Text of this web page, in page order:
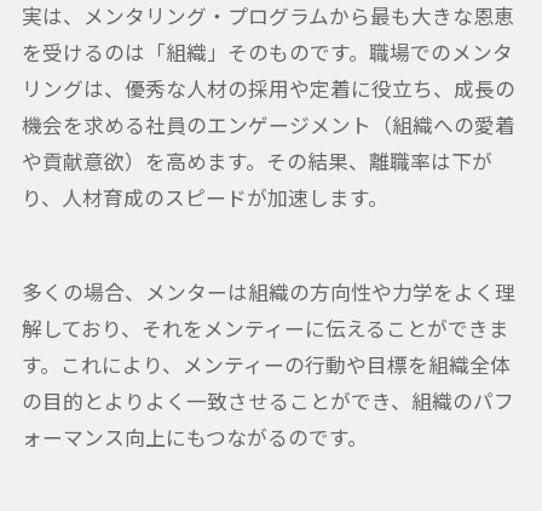
実は、メンタリング・プログラムから最も大きな恩恵
を受けるのは「組織」そのものです。職場でのメンタ
リングは、優秀な人材の採用や定着に役立ち、成長の
機会を求める社員のエンゲージメント（組織への愛着
や貢献意欲）を高めます。その結果、離職率は下が
り、人材育成のスピードが加速します。
多くの場合、メンターは組織の方向性や力学をよく理
解しており、それをメンティーに伝えることができま
す。これにより、メンティーの行動や目標を組織全体
の目的とよりよく一致させることができ、組織のパフ
ォーマンス向上にもつながるのです。